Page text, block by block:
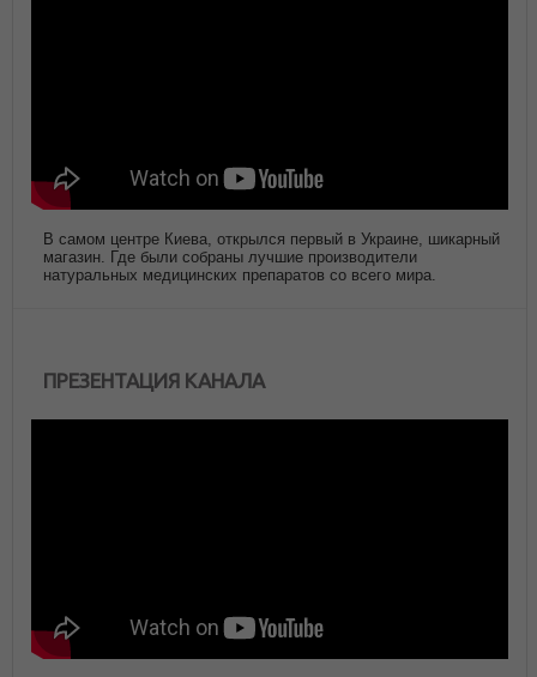
В самом центре Киева, открылся первый в Украине, шикарный
магазин. Где были собраны лучшие производители
натуральных медицинских препаратов со всего мира.
ПРЕЗЕНТАЦИЯ КАНАЛА